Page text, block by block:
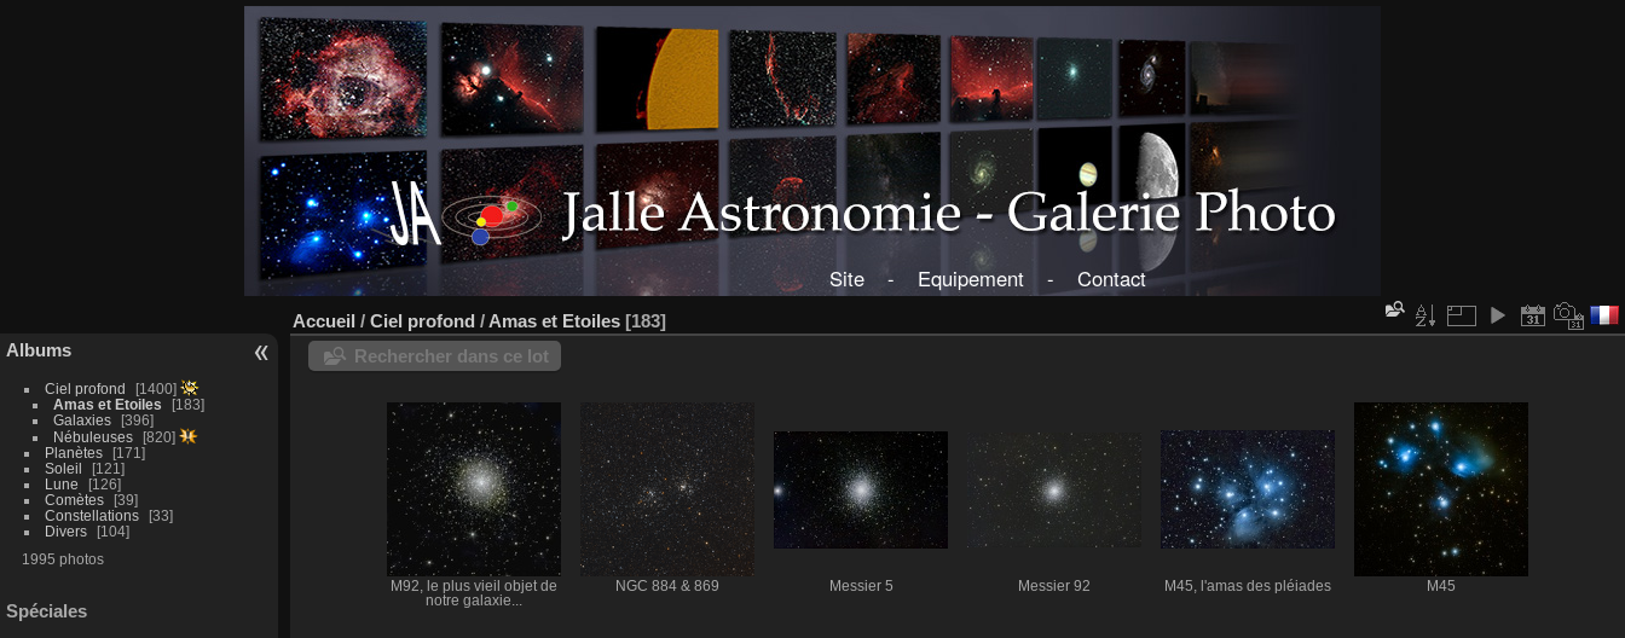
Site - Equipement - Contact
Albums
Ciel profond
1400
Amas et Etoiles
183
Galaxies
396
Nébuleuses
820
Planètes
171
Soleil
121
Lune
126
Comètes
39
Constellations
33
Divers
104
1995 photos
Spéciales
Accueil / Ciel profond / Amas et Etoiles 183
Rechercher dans ce lot
M92, le plus vieil objet de
notre galaxie...
NGC 884 & 869 Messier 5 Messier 92 M45, l'amas des pléiades M45